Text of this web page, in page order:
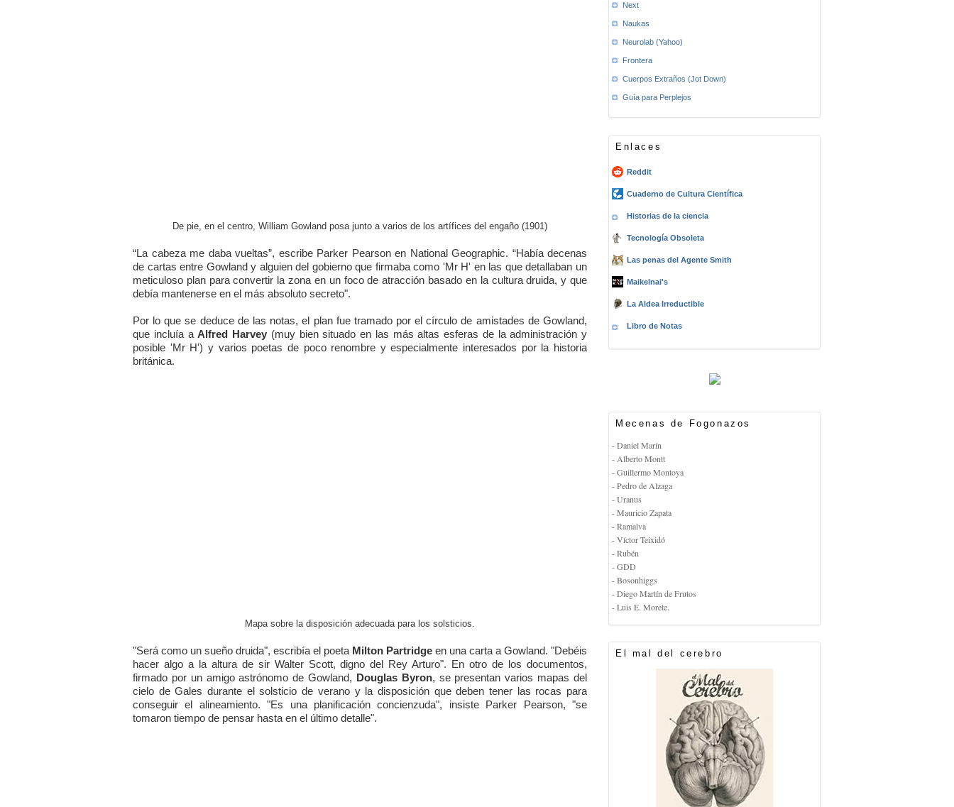
De pie, en el centro, William Gowland posa junto a varios de los artífices del engaño (1901)
“La cabeza me daba vueltas”, escribe Parker Pearson en National Geographic. “Había decenas
de cartas entre Gowland y alguien del gobierno que firmaba como 'Mr H' en las que detallaban un
meticuloso plan para convertir la zona en un foco de atracción basado en la cultura druida, y que
debía mantenerse en el más absoluto secreto".
Por lo que se deduce de las notas, el plan fue tramado por el círculo de amistades de Gowland,
que incluía aAlfred Harvey (muy bien situado en las más altas esferas de la administración y
posible 'Mr H') y varios poetas de poco renombre y especialmente interesados por la historia
británica.
Mapa sobre la disposición adecuada para los solsticios.
"Será como un sueño druida", escribía el poeta Milton Partridge en una carta a Gowland. "Debéis
hacer algo a la altura de sir Walter Scott, digno del Rey Arturo". En otro de los documentos,
firmado por un amigo astrónomo de Gowland, Douglas Byron, se presentan varios mapas del
cielo de Gales durante el solsticio de verano y la disposición que deben tener las rocas para
conseguir el alineamiento. "Es una planificación concienzuda", insiste Parker Pearson, "se
tomaron tiempo de pensar hasta en el último detalle".
Next
Naukas
Neurolab (Yahoo)
Frontera
Cuerpos Extraños (Jot Down)
Guía para Perplejos
Enlaces
Reddit
Cuaderno de Cultura Científica
Historias de la ciencia
Tecnología Obsoleta
Las penas del Agente Smith
Maikelnai's
La Aldea Irreductible
Libro de Notas
Mecenas de Fogonazos
- Daniel Marín
- Alberto Montt
- Guillermo Montoya
- Pedro de Alzaga
- Uranus
- Mauricio Zapata
- Ramalva
- Víctor Teixidó
- Rubén
- GDD
- Bosonhiggs
- Diego Martín de Frutos
- Luis E. Morete.
El mal del cerebro